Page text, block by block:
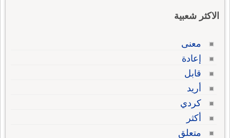
الاكثر شعبية
معنى
إعادة
قابل
أريد
كردي
أكثر
متعلق